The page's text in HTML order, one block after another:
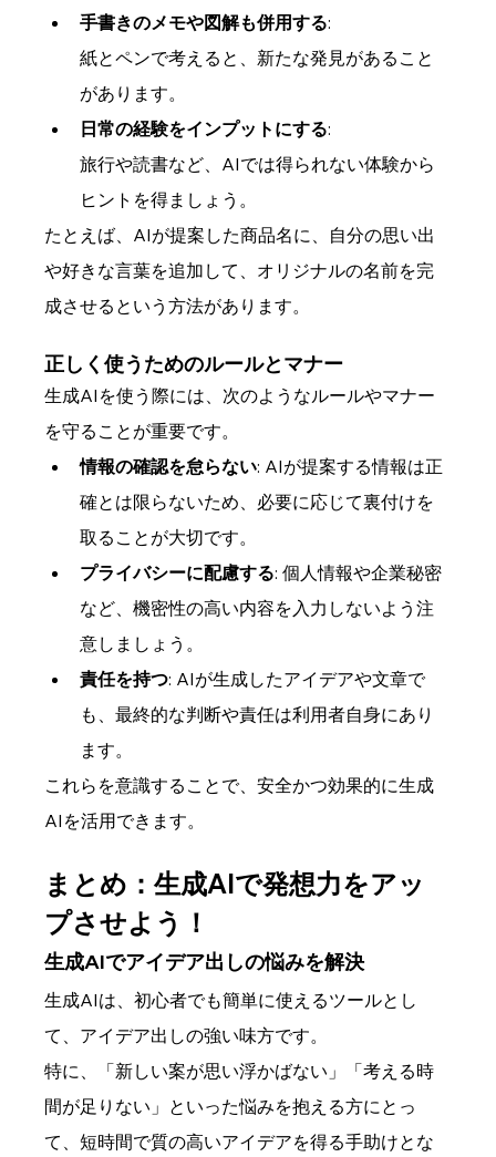
手書きのメモや図解も併用する:
紙とペンで考えると、新たな発見があること
があります。
日常の経験をインプットにする:
旅行や読書など、AIでは得られない体験から
ヒントを得ましょう。
たとえば、AIが提案した商品名に、自分の思い出
や好きな言葉を追加して、オリジナルの名前を完
成させるという方法があります。
正しく使うためのルールとマナー
生成AIを使う際には、次のようなルールやマナー
を守ることが重要です。
情報の確認を怠らない: AIが提案する情報は正
確とは限らないため、必要に応じて裏付けを
取ることが大切です。
プライバシーに配慮する: 個人情報や企業秘密
など、機密性の高い内容を入力しないよう注
意しましょう。
責任を持つ: AIが生成したアイデアや文章で
も、最終的な判断や責任は利用者自身にあり
ます。
これらを意識することで、安全かつ効果的に生成
AIを活用できます。
まとめ：生成AIで発想力をアッ
プさせよう！
生成AIでアイデア出しの悩みを解決
生成AIは、初心者でも簡単に使えるツールとし
て、アイデア出しの強い味方です。
特に、「新しい案が思い浮かばない」「考える時
間が足りない」といった悩みを抱える方にとっ
て、短時間で質の高いアイデアを得る手助けとな